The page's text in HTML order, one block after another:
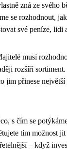
zná ze svého
se rozhodnout,
své peníze, lidi
musí
rozšíří
jim přinese
s čím se
tím možnost jít
– když